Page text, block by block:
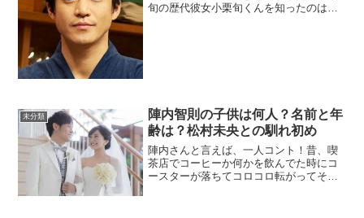
旬の歴代彼女小栗旬くんを知ったのは
未分類
陣内智則の子供は何人？名前と年
齢は？松村未央との馴れ初め
陣内さんと言えば、一人コント！昔、喫
茶店でコーヒーか何かを飲んでた時にコ
ースターが落ちてコロコロ転がってそれ